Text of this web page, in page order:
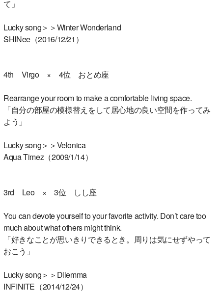
て」
Lucky song＞＞Winter Wonderland
SHINee（2016/12/21）
4th Virgo × 4位 おとめ座
Rearrange your room to make a comfortable living space.
「自分の部屋の模様替えをして居心地の良い空間を作ってみ
よう」
Lucky song＞＞Velonica
Aqua Timez（2009/1/14）
3rd Leo × 3位 しし座
You can devote yourself to your favorite activity. Don’t care too
much about what others might think.
「好きなことが思いきりできるとき。周りは気にせずやって
おこう」
Lucky song＞＞Dilemma
INFINITE（2014/12/24）